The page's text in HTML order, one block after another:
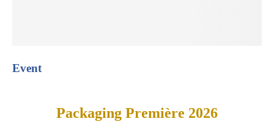
Event
Packaging Première 2026